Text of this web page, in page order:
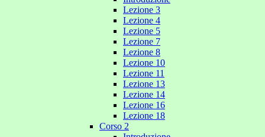
Lezione 3
Lezione 4
Lezione 5
Lezione 7
Lezione 8
Lezione 10
Lezione 11
Lezione 13
Lezione 14
Lezione 16
Lezione 18
Corso 2